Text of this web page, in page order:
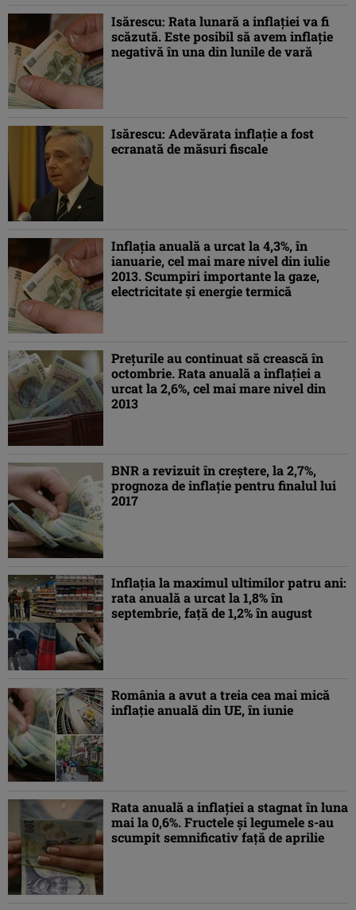
Isărescu: Rata lunară a inflaţiei va fi
scăzută. Este posibil să avem inflaţie
negativă în una din lunile de vară
Isărescu: Adevărata inflaţie a fost
ecranată de măsuri fiscale
Inflaţia anuală a urcat la 4,3%, în
ianuarie, cel mai mare nivel din iulie
2013. Scumpiri importante la gaze,
electricitate şi energie termică
Preţurile au continuat să crească în
octombrie. Rata anuală a inflaţiei a
urcat la 2,6%, cel mai mare nivel din
2013
BNR a revizuit în creştere, la 2,7%,
prognoza de inflaţie pentru finalul lui
2017
Inflaţia la maximul ultimilor patru ani:
rata anuală a urcat la 1,8% în
septembrie, faţă de 1,2% în august
România a avut a treia cea mai mică
inflaţie anuală din UE, în iunie
Rata anuală a inflaţiei a stagnat în luna
mai la 0,6%. Fructele şi legumele s-au
scumpit semnificativ faţă de aprilie